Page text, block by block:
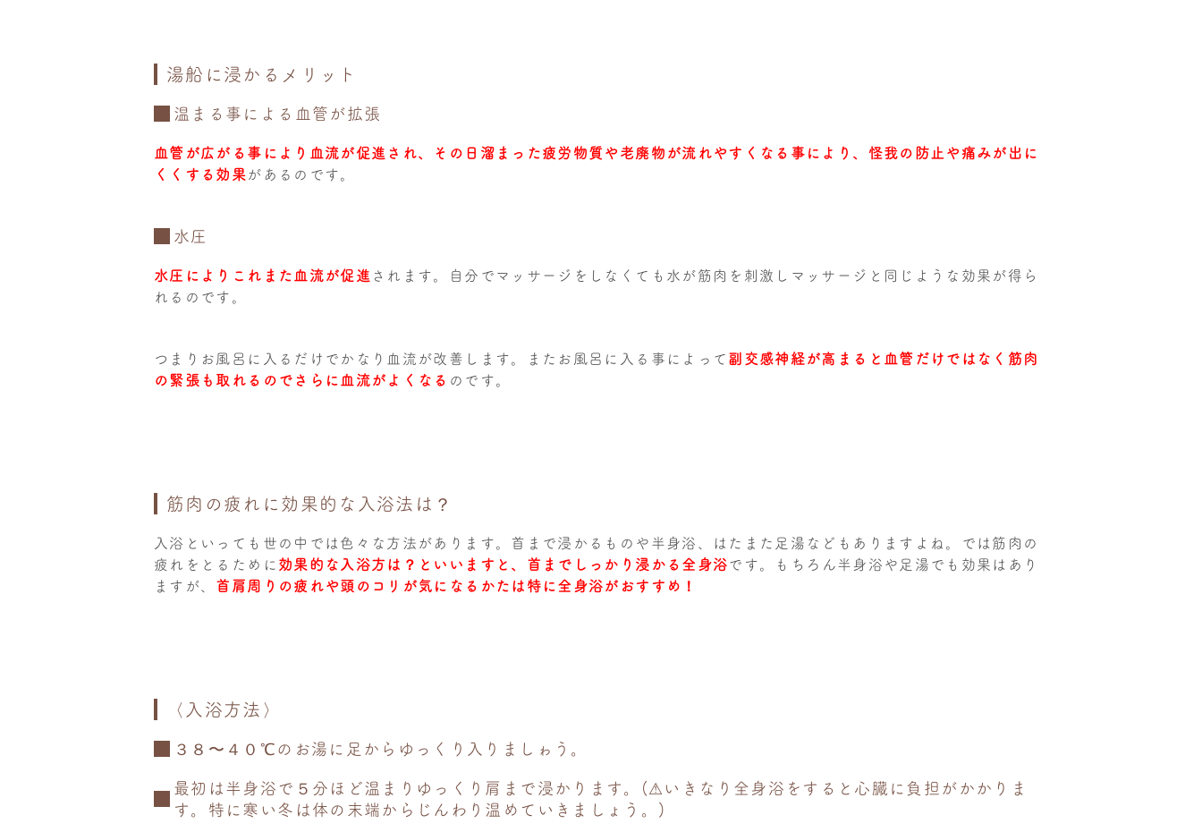
湯船に浸かるメリット
温まる事による血管が拡張
血管が広がる事により血流が促進され、その日溜まった疲労物質や老廃物が流れやすくなる事により、怪我の防止や痛みが出に
くくする効果があるのです。
水圧
水圧によりこれまた血流が促進 されます。自分でマッサージをしなくても水が筋肉を刺激しマッサージと同じような効果が得ら
れるのです。
つまりお風呂に入るだけでかなり血流が改善します。またお風呂に入る事によって副交感神経が高まると血管だけではなく筋肉
の緊張も取れるのでさらに血流がよくなる のです。
筋肉の疲れに効果的な入浴法は？
入浴といっても世の中では色々な方法があります。首まで浸かるものや半身浴、はたまた足湯などもありますよね。では筋肉の
疲れをとるために効果的な入浴方は？といいますと、首までしっかり浸かる全身浴です。もちろん半身浴や足湯でも効果はあり
ますが、 首肩周りの疲れや頭のコリが気になるかたは特に全身浴がおすすめ！
〈入浴方法〉
３８〜４０℃のお湯に足からゆっくり入りましゎう。
最初は半身浴で５分ほど温まりゆっくり肩まで浸かります。(⚠︎いきなり全身浴をすると心臓に負担がかかりま
す。特に寒い冬は体の末端からじんわり温めていきましょう。)